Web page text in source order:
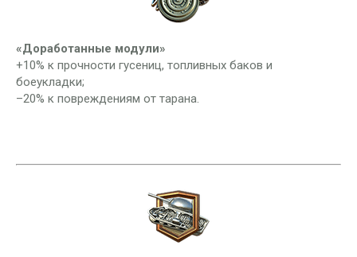
«Доработанные модули»
+10% к прочности гусениц, топливных баков и
боеукладки;
–20% к повреждениям от тарана.